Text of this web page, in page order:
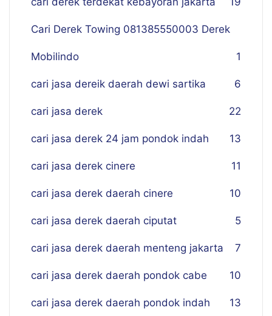
Cari Derek Towing 081385550003 Derek
Mobilindo 1
cari jasa dereik daerah dewi sartika 6
cari jasa derek 22
cari jasa derek 24 jam pondok indah 13
cari jasa derek cinere 11
cari jasa derek daerah cinere 10
cari jasa derek daerah ciputat 5
cari jasa derek daerah menteng jakarta 7
cari jasa derek daerah pondok cabe 10
cari jasa derek daerah pondok indah 13